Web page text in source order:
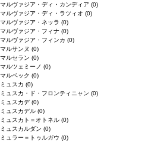
マルヴァジア・ディ・カンディア (0)
マルヴァジア・ディ・ラツィオ (0)
マルヴァジア・ネッラ (0)
マルヴァジア・フィナ (0)
マルヴァジア・フィンカ (0)
マルサンヌ (0)
マルセラン (0)
マルツェミーノ (0)
マルベック (0)
ミュスカ (0)
ミュスカ・ド・フロンティニャン (0)
ミュスカデ(0)
ミュスカデル (0)
ミュスカト＝オトネル (0)
ミュスカルダン (0)
ミュラー＝トゥルガウ (0)